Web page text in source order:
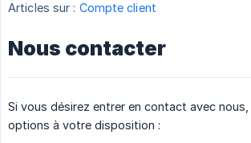
Articles sur : Compte client
Nous contacter
Si vous désirez entrer en contact avec
options à votre disposition :